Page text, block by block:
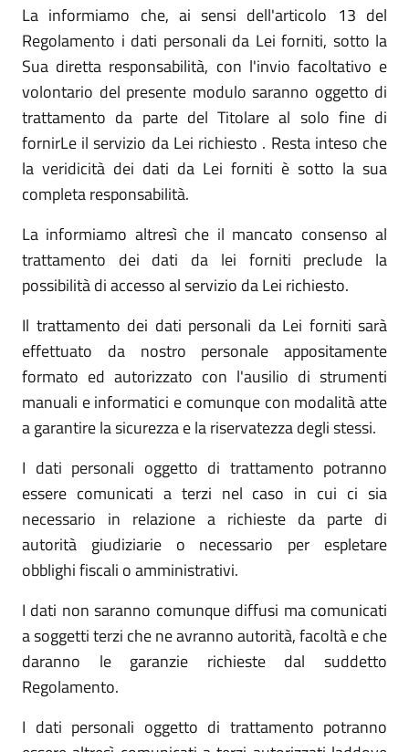
La informiamo che, ai sensi dell'articolo 13 del
Regolamento i dati personali da Lei forniti, sotto la
Sua diretta responsabilità, con l'invio facoltativo e
volontario del presente modulo saranno oggetto di
trattamento da parte del Titolare al solo fine di
fornirLe il servizio da Lei richiesto . Resta inteso che
la veridicità dei dati da Lei forniti è sotto la sua
completa responsabilità.
La informiamo altresì che il mancato consenso al
trattamento dei dati da lei forniti preclude la
possibilità di accesso al servizio da Lei richiesto.
Il trattamento dei dati personali da Lei forniti sarà
effettuato da nostro personale appositamente
formato ed autorizzato con l'ausilio di strumenti
manuali e informatici e comunque con modalità atte
a garantire la sicurezza e la riservatezza degli stessi.
I dati personali oggetto di trattamento potranno
essere comunicati a terzi nel caso in cui ci sia
necessario in relazione a richieste da parte di
autorità giudiziarie o necessario per espletare
obblighi fiscali o amministrativi.
I dati non saranno comunque diffusi ma comunicati
a soggetti terzi che ne avranno autorità, facoltà e che
daranno le garanzie richieste dal suddetto
Regolamento.
I dati personali oggetto di trattamento potranno